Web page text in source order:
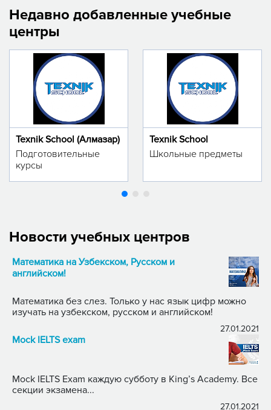
Недавно добавленные учебные
центры
Texnik School (Алмазар)
Подготовительные
курсы
Texnik School
Школьные предметы
Новости учебных центров
Математика на Узбекском, Русском и
английском!
Математика без слез. Только у нас язык цифр можно
изучать на узбекском, русском и английском!
27.01.2021
Mock IELTS exam
Mock IELTS Exam каждую субботу в King’s Academy. Все
секции экзамена...
27.01.2021